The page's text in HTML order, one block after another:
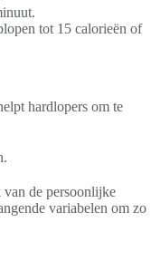
tot 15 calorieën of
hardlopers om te
van de persoonlijke
variabelen om zo